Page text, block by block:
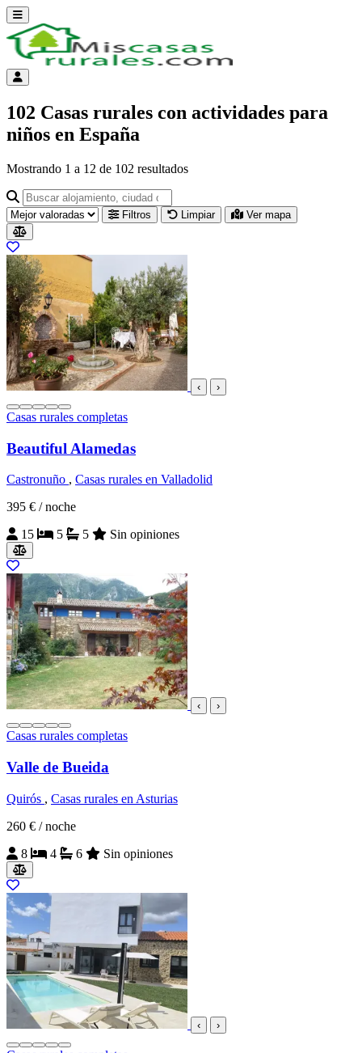
Abrir menú
Menú de cuenta
102 Casas rurales con actividades para
niños en España
Mostrando 1 a 12 de 102 resultados
Buscar alojamiento, ciudad o provincia para ir a su página
Filtros Limpiar Ver mapa
Resultados del listado
‹ ›
Casas rurales completas
Beautiful Alamedas
Castronuño , Casas rurales en Valladolid
395 € / noche
15
5 5 Sin opiniones
‹ ›
Casas rurales completas
Valle de Bueida
Quirós , Casas rurales en Asturias
260 € / noche
8
4 6 Sin opiniones
‹ ›